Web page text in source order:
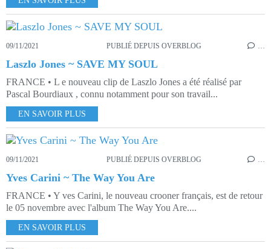
09/11/2021 PUBLIÉ DEPUIS OVERBLOG …
Laszlo Jones ~ SAVE MY SOUL
FRANCE • L e nouveau clip de Laszlo Jones a été réalisé par
Pascal Bourdiaux , connu notamment pour son travail...
EN SAVOIR PLUS
09/11/2021 PUBLIÉ DEPUIS OVERBLOG …
Yves Carini ~ The Way You Are
FRANCE • Y ves Carini, le nouveau crooner français, est de retour
le 05 novembre avec l'album The Way You Are....
EN SAVOIR PLUS